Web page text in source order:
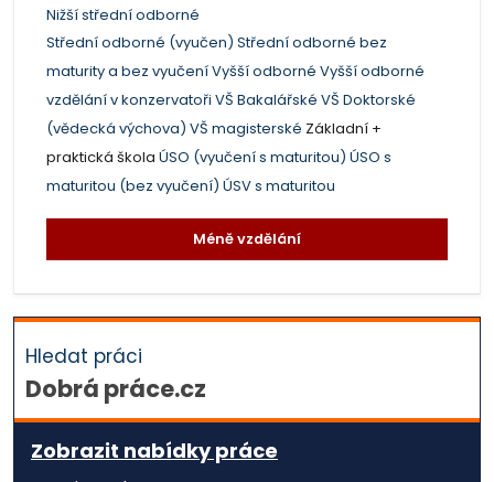
Nižší střední odborné
Střední odborné (vyučen) Střední odborné bez
maturity a bez vyučeníVyšší odborné Vyšší odborné
vzdělání v konzervatoři VŠ Bakalářské VŠ Doktorské
(vědecká výchova) VŠ magisterské Základní +
praktická škola ÚSO (vyučení s maturitou) ÚSO s
maturitou (bez vyučení) ÚSV s maturitou
Méně vzdělání
Hledat práci
Dobrá práce.cz
Zobrazit nabídky práce